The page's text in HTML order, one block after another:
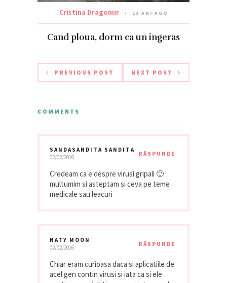
Cristina Dragomir 13 ANI AGO
Cand ploua, dorm ca un ingeras
PREVIOUS POST NEXT POST
COMMENTS
SANDASANDITA SANDITA
02/02/2016
RĂSPUNDE
Credeam ca e despre virusi gripali 🙂
multumim si asteptam si ceva pe teme
medicale sau leacuri
NATY MOON
02/02/2016
RĂSPUNDE
Chiar eram curioasa daca si aplicatiile de
acel gen contin virusi si iata ca si ele